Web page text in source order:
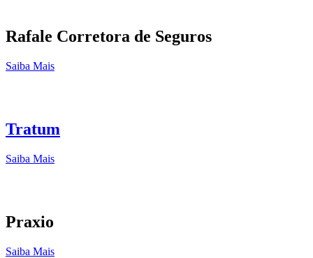
Rafale Corretora de Seguros
Saiba Mais
Tratum
Saiba Mais
Praxio
Saiba Mais